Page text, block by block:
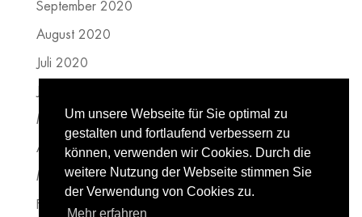
September 2020
August 2020
Juli 2020
Mai 2020
April 2020
März 2020
Februar 2020
Um unsere Webseite für Sie optimal zu
gestalten und fortlaufend verbessern zu
können, verwenden wir Cookies. Durch die
weitere Nutzung der Webseite stimmen Sie
der Verwendung von Cookies zu.
Mehr erfahren